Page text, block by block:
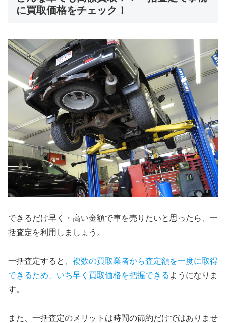
に買取価格をチェック！
できるだけ早く・高い金額で車を売りたいと思ったら、一
括査定を利用しましょう。
一括査定すると、 複数の買取業者から査定額を一度に取得
できるため、いち早く買取価格を把握できる ようになりま
す。
また、一括査定のメリットは時間の節約だけではありませ